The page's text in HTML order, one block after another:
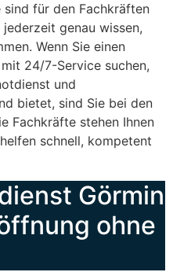
für den Fachkräften
genau wissen,
Wenn Sie einen
24/7-Service suchen,
und
bietet, sind Sie bei den
Fachkräfte stehen Ihnen
schnell, kompetent
Görmin
ohne